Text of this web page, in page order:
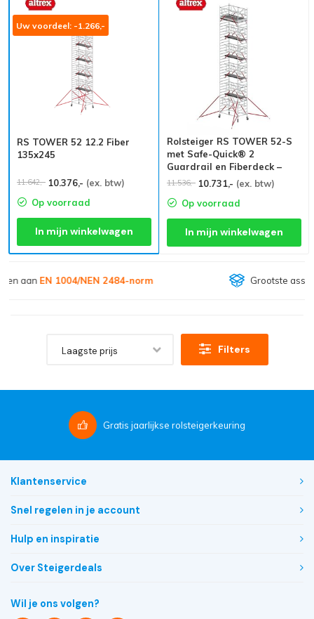
Uw voordeel: -1.266,-
RS TOWER 52 12.2 Fiber
135x245
11.642,- 10.376,- (ex. btw)
Op voorraad
In mijn winkelwagen
Rolsteiger RS TOWER 52-S
met Safe-Quick® 2
Guardrail en Fiberdeck –
135x245 12,2m werkhoogte
11.536,- 10.731,- (ex. btw)
Op voorraad
In mijn winkelwagen
Grootste assortiment van Nederland
Laagste prijs Filters
Gratis jaarlijkse rolsteigerkeuring
Klantenservice
Snel regelen in je account
Hulp en inspiratie
Over Steigerdeals
Wil je ons volgen?